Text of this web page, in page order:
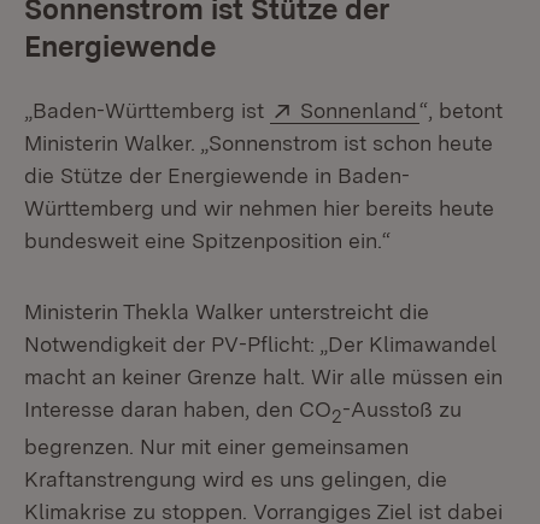
Sonnenstrom ist Stütze der
Energiewende
„Baden-Württemberg ist Extern:
Sonnenland(Öffnet in
“, betont
Ministerin Walker. „Sonnenstrom ist schon heute
die Stütze der Energiewende in Baden-
Württemberg und wir nehmen hier bereits heute
bundesweit eine Spitzenposition ein.“
Ministerin Thekla Walker unterstreicht die
Notwendigkeit der PV-Pflicht: „Der Klimawandel
macht an keiner Grenze halt. Wir alle müssen ein
Interesse daran haben, den CO2-Ausstoß zu
begrenzen. Nur mit einer gemeinsamen
Kraftanstrengung wird es uns gelingen, die
Klimakrise zu stoppen. Vorrangiges Ziel ist dabei